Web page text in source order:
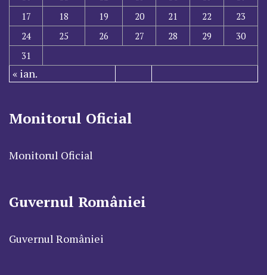
17
18 19 20 21 22
23
24
25 26 27 28 29
30
31
« ian.
Monitorul Oficial
Monitorul Oficial
Guvernul României
Guvernul României